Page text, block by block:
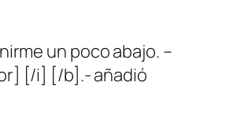
un poco abajo. –
[/i] [/b].- añadió